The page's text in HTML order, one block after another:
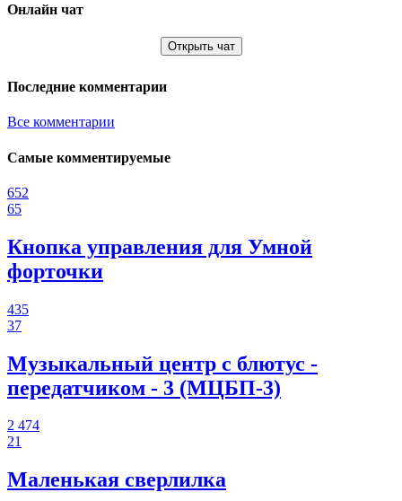
Онлайн чат
Открыть чат
Последние комментарии
Все комментарии
Самые комментируемые
652
65
Кнопка управления для Умной
форточки
435
37
Музыкальный центр с блютус -
передатчиком - 3 (МЦБП-3)
2 474
21
Маленькая сверлилка